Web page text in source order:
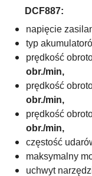
DCF887:
napięcie
typ
prędkość
obr./min,
prędkość
obr./min,
prędkość
obr./min,
częstość
maksymalny
uchwyt